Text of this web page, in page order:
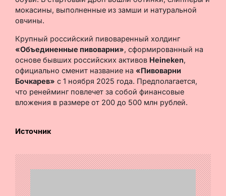
мокасины, выполненные из замши и натуральной
овчины.
Крупный российский пивоваренный холдинг
«Объединенные пивоварни», сформированный на
основе бывших российских активов Heineken,
официально сменит название на «Пивоварни
Бочкарев» с 1 ноября 2025 года. Предполагается,
что ренейминг повлечет за собой финансовые
вложения в размере от 200 до 500 млн рублей.
Источник